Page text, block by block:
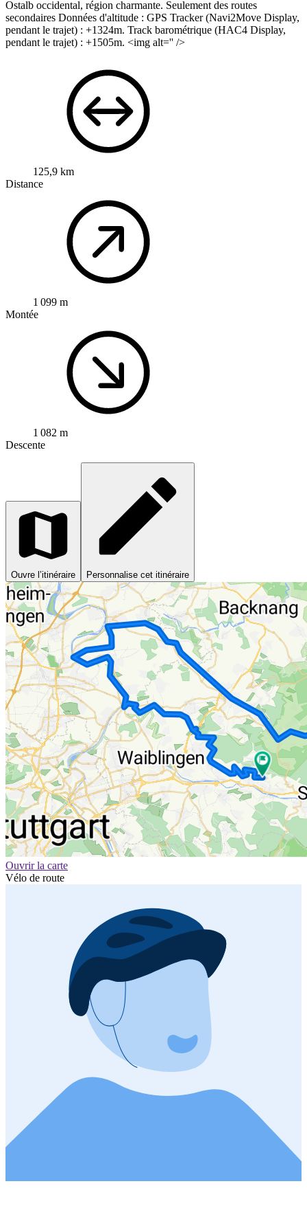
Ostalb occidental, région charmante. Seulement des routes
secondaires Données d'altitude : GPS Tracker (Navi2Move Display,
pendant le trajet) : +1324m. Track barométrique (HAC4 Display,
pendant le trajet) : +1505m. <img alt='' />
125,9 km
Distance
1 099 m
Montée
1 082 m
Descente
Ouvre l’itinéraire Personnalise cet itinéraire
Ouvrir la carte
Vélo de route